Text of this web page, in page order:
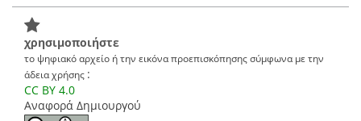
χρησιμοποιήστε
το ψηφιακό αρχείο ή την εικόνα προεπισκόπησης σύμφωνα με την
άδεια χρήσης :
CC BY 4.0
Αναφορά Δημιουργού